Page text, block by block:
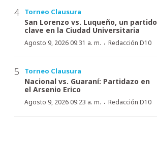
Torneo Clausura
San Lorenzo vs. Luqueño, un partido
clave en la Ciudad Universitaria
Agosto 9, 2026 09:31 a. m. · Redacción D10
Torneo Clausura
Nacional vs. Guaraní: Partidazo en
el Arsenio Erico
Agosto 9, 2026 09:23 a. m. · Redacción D10